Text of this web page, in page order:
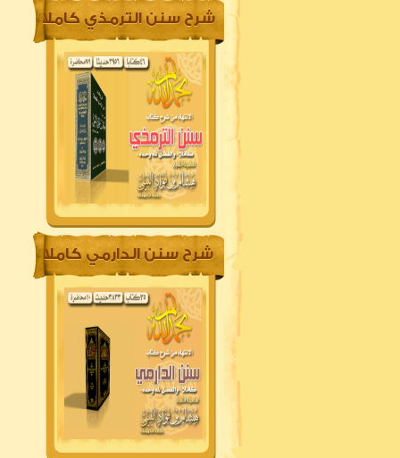
شرح سنن الترمذي كاملا
شرح سنن الدارمي كاملا